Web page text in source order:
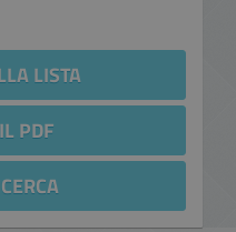
LISTA
PDF